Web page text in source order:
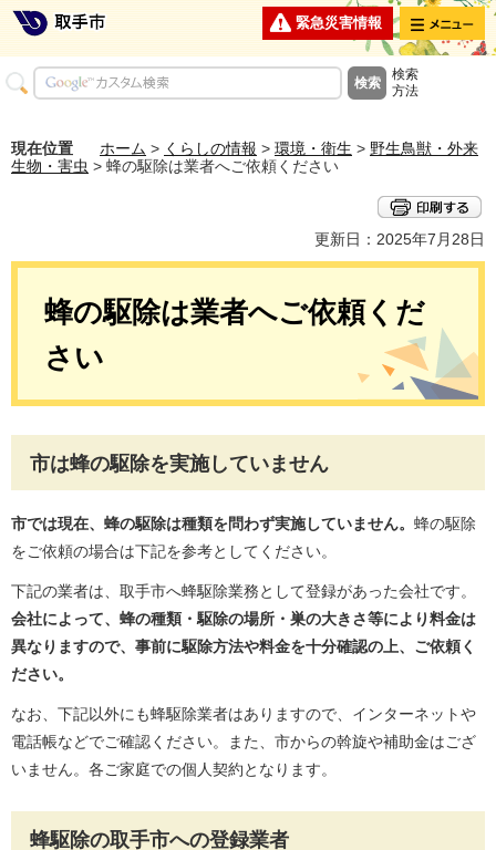
緊急災害情報 メニュー
検索
方法
現在位置 ホーム > くらしの情報 > 環境・衛生 > 野生鳥獣・外来
生物・害虫 > 蜂の駆除は業者へご依頼ください
更新日：2025年7月28日
蜂の駆除は業者へご依頼くだ
さい
市は蜂の駆除を実施していません
市では現在、蜂の駆除は種類を問わず実施していません。 蜂の駆除
をご依頼の場合は下記を参考としてください。
下記の業者は、取手市へ蜂駆除業務として登録があった会社です。
会社によって、蜂の種類・駆除の場所・巣の大きさ等により料金は
異なりますので、事前に駆除方法や料金を十分確認の上、ご依頼く
ださい。
なお、下記以外にも蜂駆除業者はありますので、インターネットや
電話帳などでご確認ください。また、市からの斡旋や補助金はござ
いません。各ご家庭での個人契約となります。
蜂駆除の取手市への登録業者